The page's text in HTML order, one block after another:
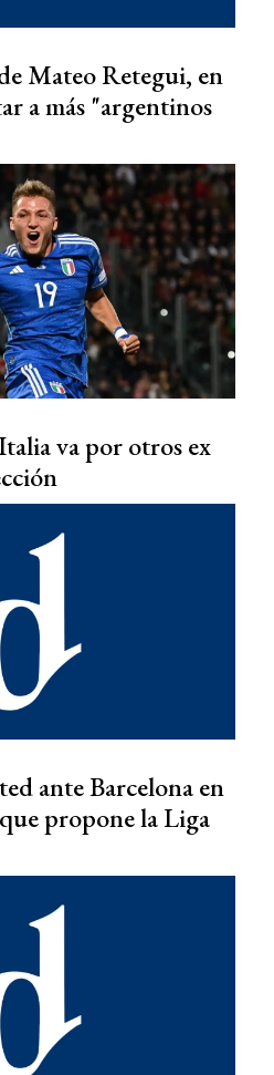
Mateo Retegui, en
a más "argentinos
va por otros ex
ante Barcelona en
propone la Liga